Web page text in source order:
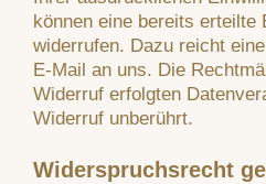
können eine bereits erteilte
widerrufen. Dazu reicht
E-Mail an uns. Die
Widerruf erfolgten
Widerruf unberührt.
Widerspruchsrecht